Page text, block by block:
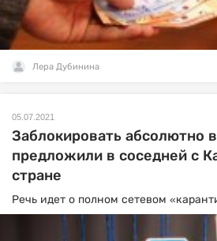
Лера Дубинина
05.07.2021
Заблокировать абсолютно
предложили в соседней с
стране
Речь идет о полном сетевом